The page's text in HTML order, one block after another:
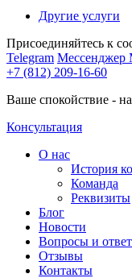
Другие услуги
Присоединяйтесь к
Telegram Мессенджер
+7 (812) 209-16-60
Ваше спокойствие -
Консультация
О нас
История
Команда
Реквизиты
Блог
Новости
Вопросы и
Отзывы
Контакты